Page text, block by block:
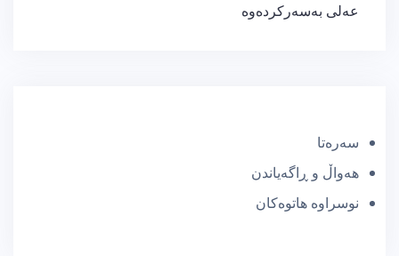
عەلی بەسەركردەوە
سەرەتا
هەواڵ و ڕاگەیاندن
نوسراوە هاتوەکان